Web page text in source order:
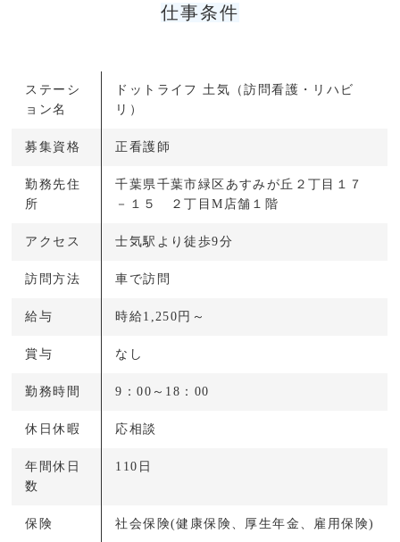
仕事条件
ステーシ
ョン名
ドットライフ 土気（訪問看護・リハビ
リ）
募集資格 正看護師
勤務先住
所
千葉県千葉市緑区あすみが丘２丁目１７
－１５ ２丁目M店舗１階
アクセス 士気駅より徒歩9分
訪問方法 車で訪問
給与 時給1,250円～
賞与 なし
勤務時間 9：00～18：00
休日休暇 応相談
年間休日
数
110日
保険 社会保険(健康保険、厚生年金、雇用保険)